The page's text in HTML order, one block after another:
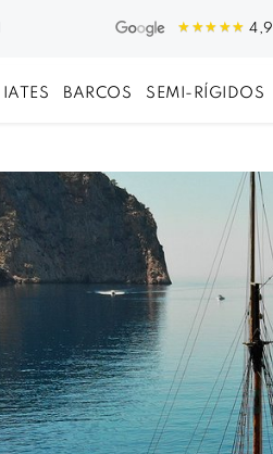
4,9
IATES BARCOS SEMI-RÍGIDOS